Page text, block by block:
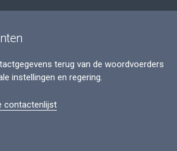
terug van de woordvoerders
instellingen en regering.
contactenlijst